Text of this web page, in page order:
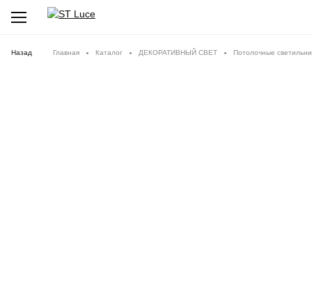
Назад Главная Каталог ДЕКОРАТИВНЫЙ СВЕТ Потолочные